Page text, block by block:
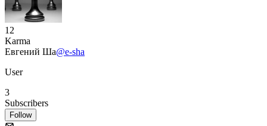
12
Karma
Евгений Ша@e-sha
User
3
Subscribers
Follow